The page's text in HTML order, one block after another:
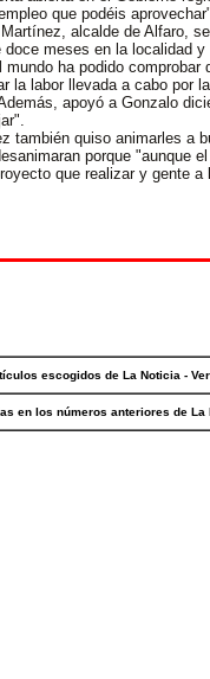
que podéis
alcalde de Alfaro,
doce meses en la localidad
mundo ha podido
la labor llevada a cabo por
apoyó a Gonzalo
también quiso animarles a
porque "aunque
que realizar y gente a
escogidos de La Noticia -
en los números anteriores de La